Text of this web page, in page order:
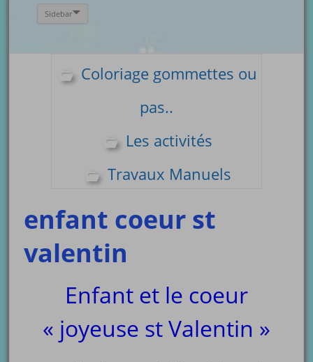
Sidebar
Coloriage gommettes ou
pas..
Les activités
Travaux Manuels
enfant coeur st
valentin
Enfant et le coeur
« joyeuse st Valentin »